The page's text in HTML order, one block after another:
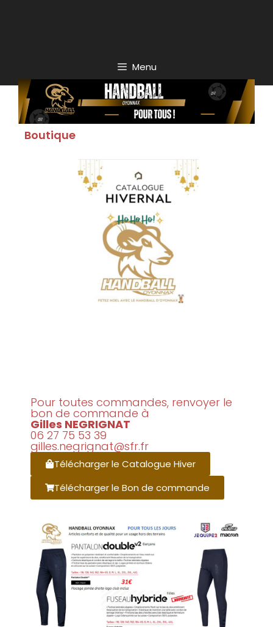
Menu
Boutique
Pour toutes commandes, renvoyer le
bon de commande à
Gilles NEGRIGNAT
06 27 75 53 39
gilles.negrignat@sfr.fr
Télécharger le Catalogue Hiver
Télécharger le Bon de commande